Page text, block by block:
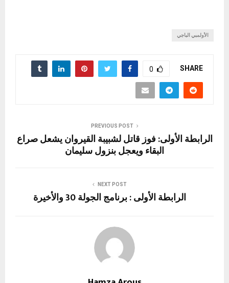
الأولمبي الباجي
SHARE
0
PREVIOUS POST
الرابطة الأولى: فوز قاتل لشبيبة القيروان يشعل صراع
البقاء ويعجل بنزول سليمان
NEXT POST
الرابطة الأولى : برنامج الجولة 30 والأخيرة